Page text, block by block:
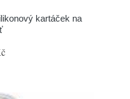
kartáček na